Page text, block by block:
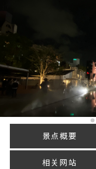
景点概要
相关网站